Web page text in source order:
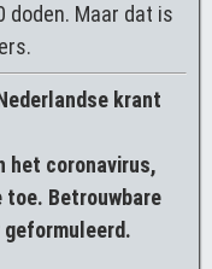
doden. Maar dat is
krant
het coronavirus,
Betrouwbare